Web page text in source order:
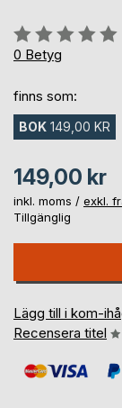
Betyg::
0%
0 Betyg
finns som:
BOK 149,00 KR
149,00 kr
inkl. moms / exkl.
Tillgänglig
Lägg till i kom-
Recensera titel